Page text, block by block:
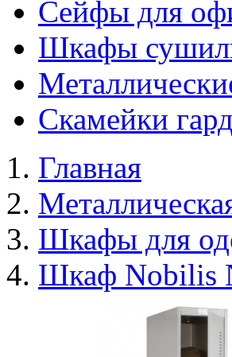
Сейфы для
Шкафы
Скамейки
Главная
Шкафы для
Шкаф Nobilis